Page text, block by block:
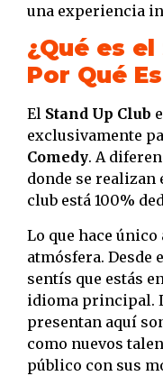
una experiencia
¿Qué es
Por Qué
El Stand Up Club
exclusivamente
Comedy. A
donde se realizan
club está 100%
Lo que hace único
atmósfera. Desde
sentís que estás
idioma principal.
presentan aquí
como nuevos
público con sus